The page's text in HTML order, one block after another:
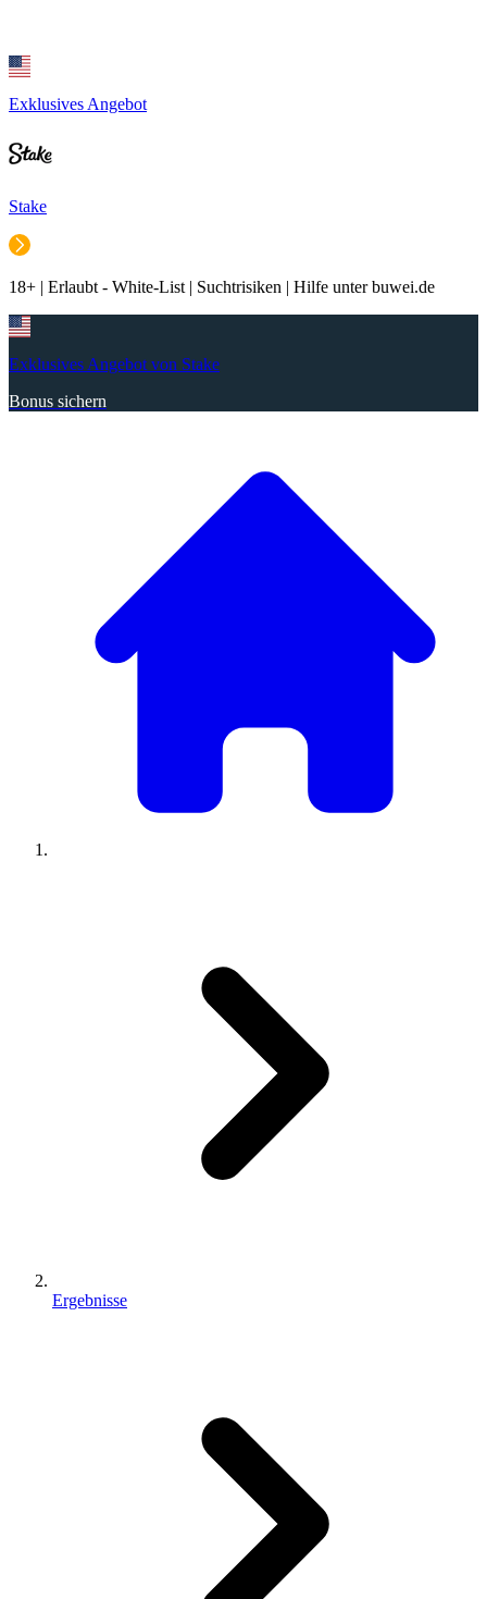
Exklusives Angebot
Stake
18+ | Erlaubt - White-List | Suchtrisiken | Hilfe unter buwei.de
Exklusives Angebot von Stake
Bonus sichern
Ergebnisse